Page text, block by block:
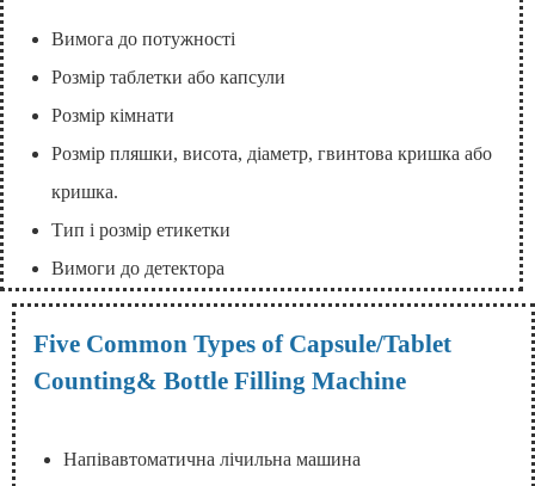
Вимога до потужності
Розмір таблетки або капсули
Розмір кімнати
Розмір пляшки, висота, діаметр, гвинтова кришка або
кришка.
Тип і розмір етикетки
Вимоги до детектора
Five Common Types of Capsule/Tablet
Counting& Bottle Filling Machine
Напівавтоматична лічильна машина